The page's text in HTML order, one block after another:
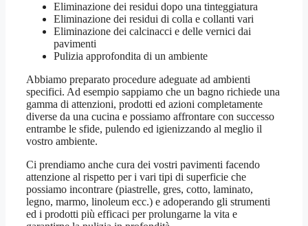
Eliminazione dei residui dopo una tinteggiatura
Eliminazione dei residui di colla e collanti vari
Eliminazione dei calcinacci e delle vernici dai
pavimenti
Pulizia approfondita di un ambiente
Abbiamo preparato procedure adeguate ad ambienti
specifici. Ad esempio sappiamo che un bagno richiede una
gamma di attenzioni, prodotti ed azioni completamente
diverse da una cucina e possiamo affrontare con successo
entrambe le sfide, pulendo ed igienizzando al meglio il
vostro ambiente.
Ci prendiamo anche cura dei vostri pavimenti facendo
attenzione al rispetto per i vari tipi di superficie che
possiamo incontrare (piastrelle, gres, cotto, laminato,
legno, marmo, linoleum ecc.) e adoperando gli strumenti
ed i prodotti più efficaci per prolungarne la vita e